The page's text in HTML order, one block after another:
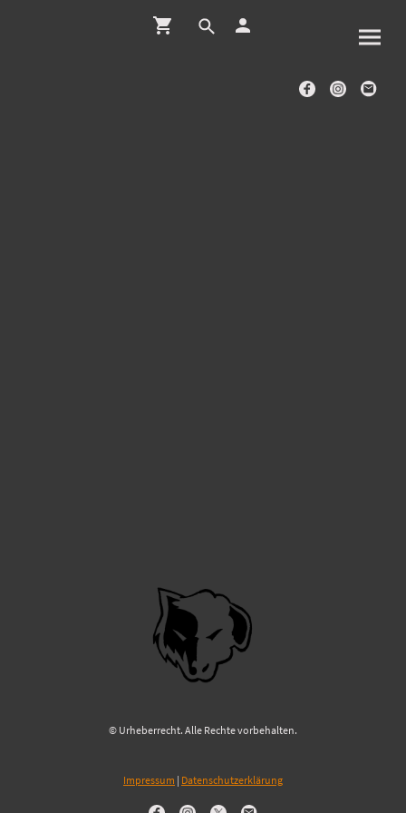
© Urheberrecht. Alle Rechte vorbehalten.
Impressum | Datenschutzerklärung